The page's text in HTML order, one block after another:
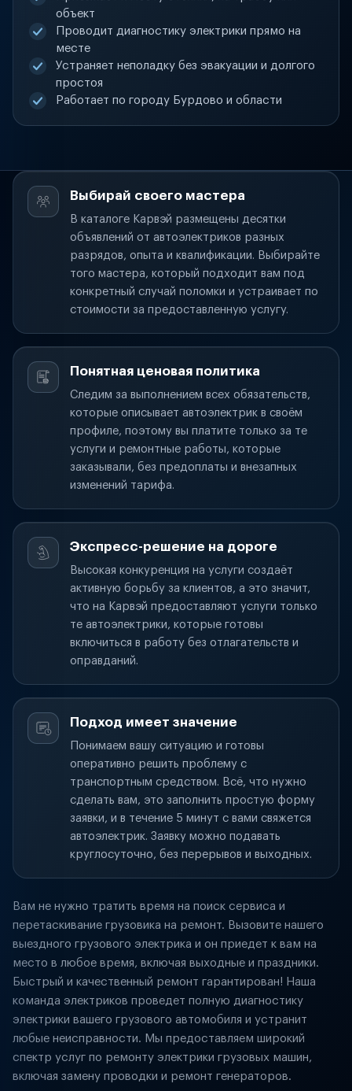
объект
Проводит диагностику электрики прямо на
месте
Устраняет неполадку без эвакуации и долгого
простоя
Работает по городу Бурдово и области
Выбирай своего мастера
В каталоге Карвэй размещены десятки
объявлений от автоэлектриков разных
разрядов, опыта и квалификации. Выбирайте
того мастера, который подходит вам под
конкретный случай поломки и устраивает по
стоимости за предоставленную услугу.
Понятная ценовая политика
Следим за выполнением всех обязательств,
которые описывает автоэлектрик в своём
профиле, поэтому вы платите только за те
услуги и ремонтные работы, которые
заказывали, без предоплаты и внезапных
изменений тарифа.
Экспресс-решение на дороге
Высокая конкуренция на услуги создаёт
активную борьбу за клиентов, а это значит,
что на Карвэй предоставляют услуги только
те автоэлектрики, которые готовы
включиться в работу без отлагательств и
оправданий.
Подход имеет значение
Понимаем вашу ситуацию и готовы
оперативно решить проблему с
транспортным средством. Всё, что нужно
сделать вам, это заполнить простую форму
заявки, и в течение 5 минут с вами свяжется
автоэлектрик. Заявку можно подавать
круглосуточно, без перерывов и выходных.
Вам не нужно тратить время на поиск сервиса и
перетаскивание грузовика на ремонт. Вызовите нашего
выездного грузового электрика и он приедет к вам на
место в любое время, включая выходные и праздники.
Быстрый и качественный ремонт гарантирован! Наша
команда электриков проведет полную диагностику
электрики вашего грузового автомобиля и устранит
любые неисправности. Мы предоставляем широкий
спектр услуг по ремонту электрики грузовых машин,
включая замену проводки и ремонт генераторов.